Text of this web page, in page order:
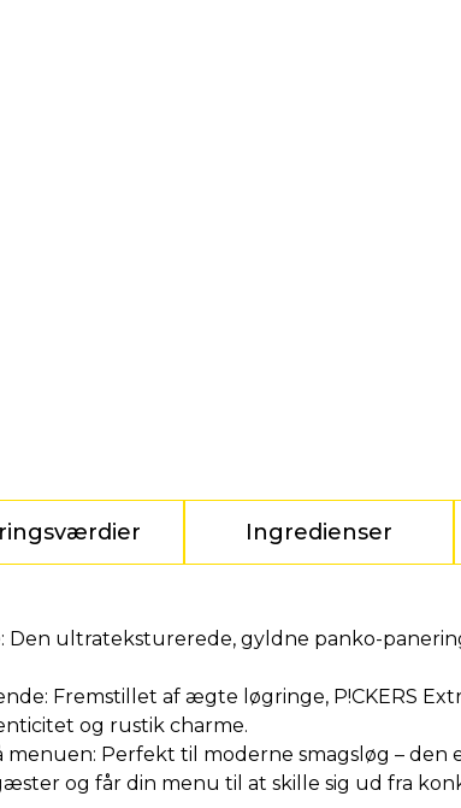
Ingredienser
Den ultrateksturerede, gyldne panko-
Fremstillet af ægte løgringe, P!CKERS
og rustik charme.
menuen: Perfekt til moderne smagsløg –
og får din menu til at skille sig ud fra